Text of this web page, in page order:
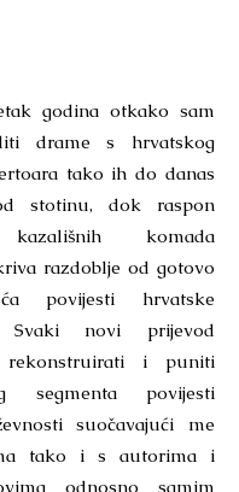
godina otkako sam
drame s hrvatskog
tako ih do danas
stotinu, dok raspon
kazališnih komada
razdoblje od gotovo
povijesti hrvatske
Svaki novi prijevod
i puniti
segmenta povijesti
suočavajući me
tako i s autorima i
odnosno samim